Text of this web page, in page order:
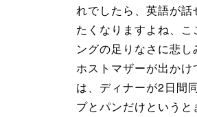
れでしたら、英語が話
たくなりますよね、こ
ングの足りなさに悲し
ホストマザーが出かけ
は、ディナーが2日間
プとパンだけというと